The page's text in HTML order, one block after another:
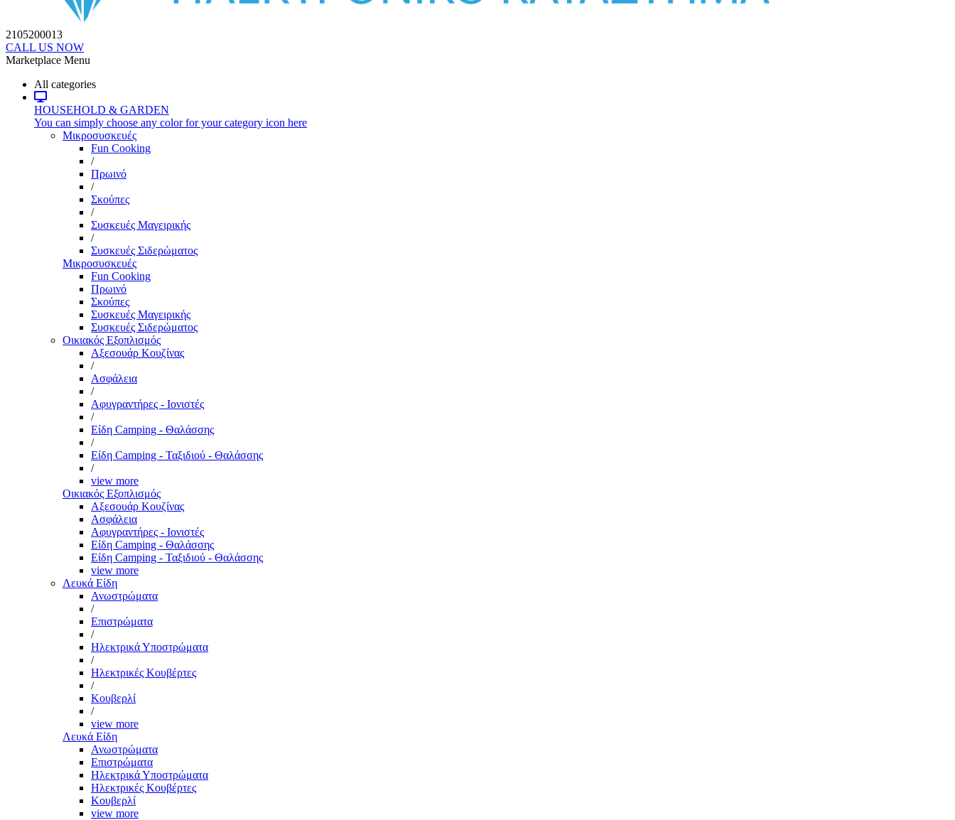
2105200013
CALL US NOW
Marketplace Menu
All categories
HOUSEHOLD & GARDEN
You can simply choose any color for your category icon here
Μικροσυσκευές
Fun Cooking
/
Πρωινό
/
Σκούπες
/
Συσκευές Μαγειρικής
/
Συσκευές Σιδερώματος
Μικροσυσκευές
Fun Cooking
Πρωινό
Σκούπες
Συσκευές Μαγειρικής
Συσκευές Σιδερώματος
Οικιακός Εξοπλισμός
Αξεσουάρ Κουζίνας
/
Ασφάλεια
/
Αφυγραντήρες - Ιονιστές
/
Είδη Camping - Θαλάσσης
/
Είδη Camping - Ταξιδιού - Θαλάσσης
/
view more
Οικιακός Εξοπλισμός
Αξεσουάρ Κουζίνας
Ασφάλεια
Αφυγραντήρες - Ιονιστές
Είδη Camping - Θαλάσσης
Είδη Camping - Ταξιδιού - Θαλάσσης
view more
Λευκά Είδη
Ανωστρώματα
/
Επιστρώματα
/
Ηλεκτρικά Υποστρώματα
/
Ηλεκτρικές Κουβέρτες
/
Κουβερλί
/
view more
Λευκά Είδη
Ανωστρώματα
Επιστρώματα
Ηλεκτρικά Υποστρώματα
Ηλεκτρικές Κουβέρτες
Κουβερλί
view more